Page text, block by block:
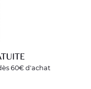
60€ d'achat